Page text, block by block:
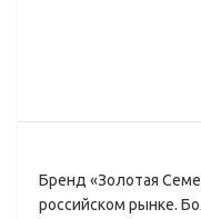
Бренд «Золотая
российском рынке.